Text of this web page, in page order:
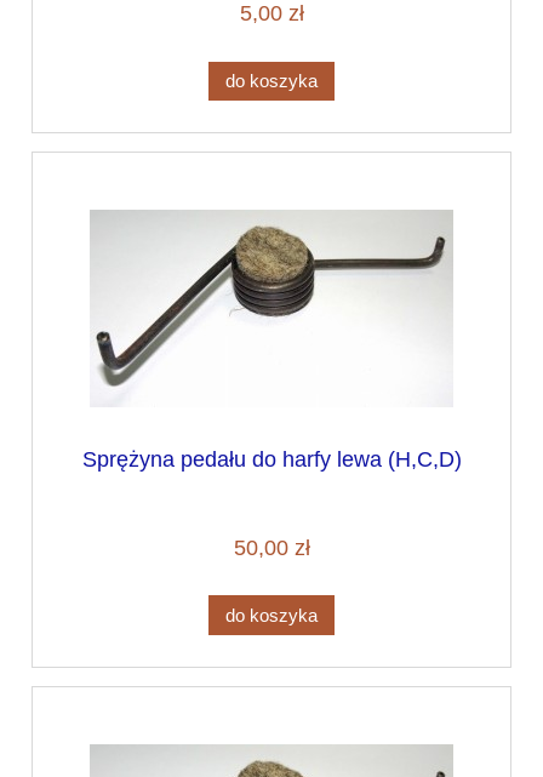
5,00 zł
do koszyka
Sprężyna pedału do harfy lewa (H,C,D)
50,00 zł
do koszyka